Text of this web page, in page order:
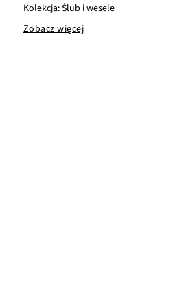
Kolekcja: Ślub i wesele
Zobacz więcej